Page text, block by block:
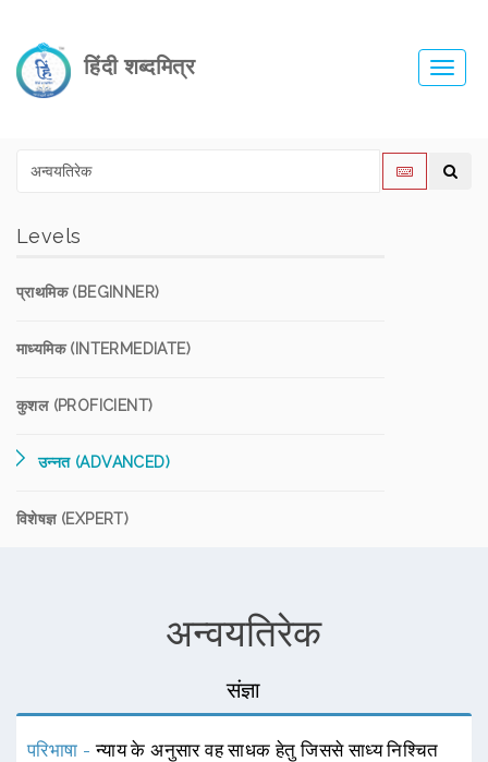
हिंदी शब्दमित्र
Levels
प्राथमिक (BEGINNER)
माध्यमिक (INTERMEDIATE)
कुशल (PROFICIENT)
उन्नत (ADVANCED)
विशेषज्ञ (EXPERT)
अन्वयतिरेक
संज्ञा
परिभाषा -न्याय के अनुसार वह साधक हेतु जिससे साध्य निश्चित